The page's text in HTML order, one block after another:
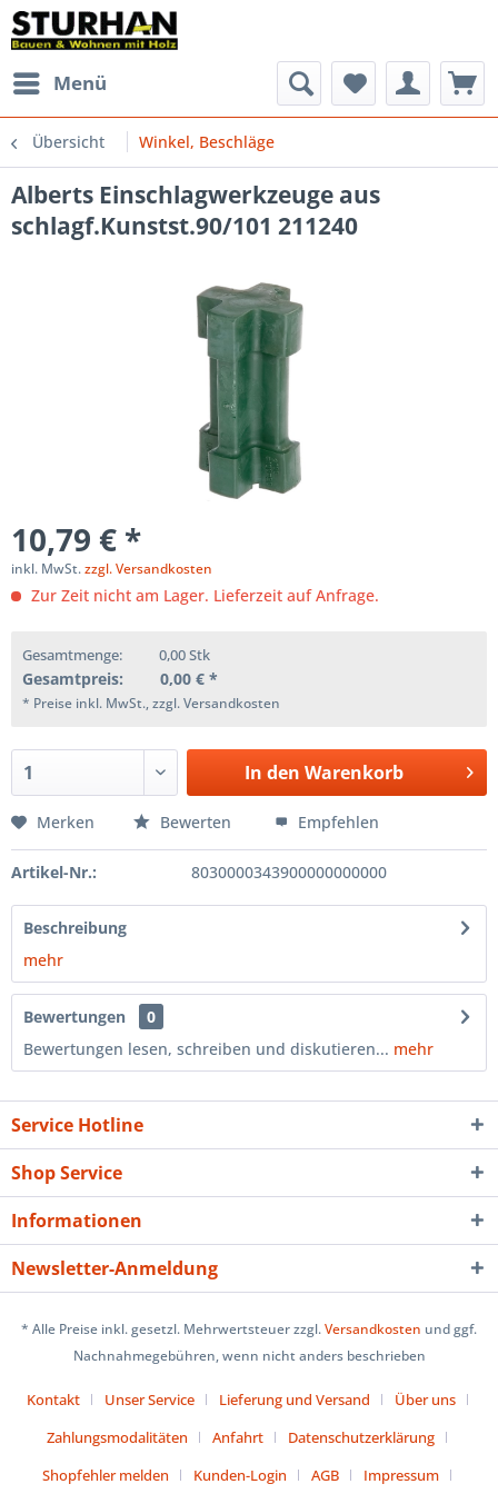
Menü
Übersicht Winkel, Beschläge
Alberts Einschlagwerkzeuge aus
schlagf.Kunstst.90/101 211240
10,79 € *
inkl. MwSt.zzgl. Versandkosten
Zur Zeit nicht am Lager. Lieferzeit auf Anfrage.
Gesamtmenge: 0,00Stk
Gesamtpreis: 0,00 € *
* Preise inkl. MwSt., zzgl. Versandkosten
In den Warenkorb
Merken Bewerten Empfehlen
Artikel-Nr.: 8030000343900000000000
Beschreibung
mehr
Bewertungen
0
Bewertungen lesen, schreiben und diskutieren... mehr
Service Hotline
Shop Service
Informationen
Newsletter-Anmeldung
* Alle Preise inkl. gesetzl. Mehrwertsteuer zzgl.Versandkosten und ggf.
Nachnahmegebühren, wenn nicht anders beschrieben
Kontakt Unser Service Lieferung und Versand
Über uns
Zahlungsmodalitäten
Anfahrt
Datenschutzerklärung
Shopfehler melden
Kunden-Login AGB Impressum